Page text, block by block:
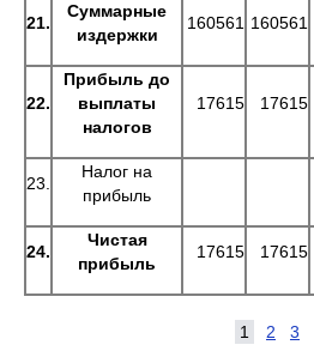
21.
Суммарные
издержки
160561 160561
22.
Прибыль до
выплаты
налогов
17615 17615
23.
Налог на
прибыль
24.
Чистая
прибыль
17615 17615
1 2 3